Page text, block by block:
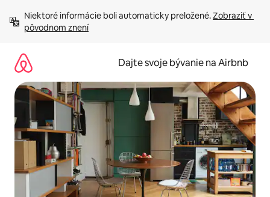
obsah.
Niektoré informácie boli automaticky preložené. Zobraziť v
pôvodnom znení
Dajte svoje bývanie na Airbnb